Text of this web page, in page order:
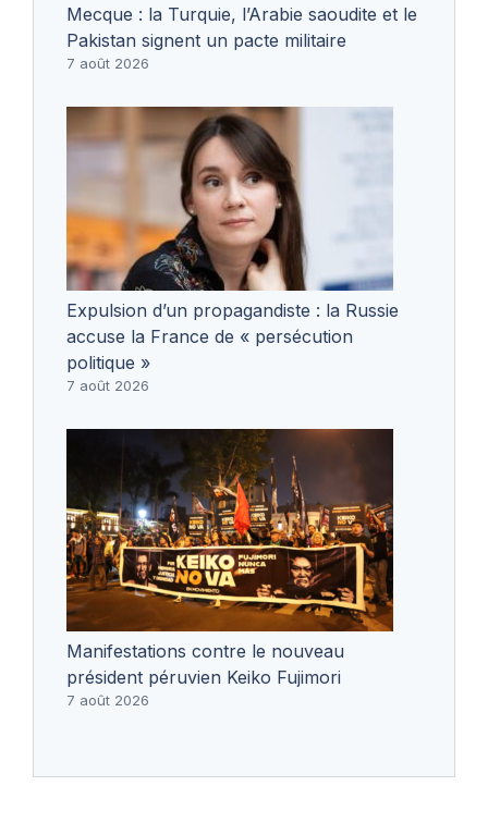
Mecque : la Turquie, l’Arabie saoudite et le
Pakistan signent un pacte militaire
7 août 2026
Expulsion d’un propagandiste : la Russie
accuse la France de « persécution
politique »
7 août 2026
Manifestations contre le nouveau
président péruvien Keiko Fujimori
7 août 2026